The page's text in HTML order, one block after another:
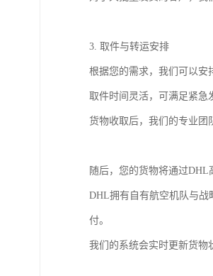
3. 取件与转运安排
根据您的需求，我们可以安
取件时间灵活，可满足紧急
货物收取后，我们的专业团
随后，您的货物将通过DHL
DHL拥有自有航空机队与战
付。
我们的系统会实时更新货物